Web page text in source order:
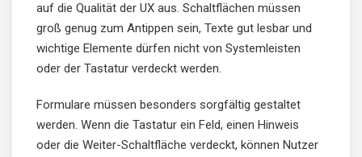
auf die Qualität der UX aus. Schaltflächen müssen
groß genug zum Antippen sein, Texte gut lesbar und
wichtige Elemente dürfen nicht von Systemleisten
oder der Tastatur verdeckt werden.
Formulare müssen besonders sorgfältig gestaltet
werden. Wenn die Tastatur ein Feld, einen Hinweis
oder die Weiter-Schaltfläche verdeckt, können Nutzer